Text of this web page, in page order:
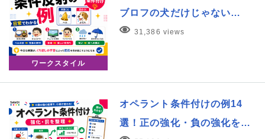
ワークスタイル
ブロフの犬だけじゃない…
31,386 views
オペラント条件付けの例14
選！正の強化・負の強化を…